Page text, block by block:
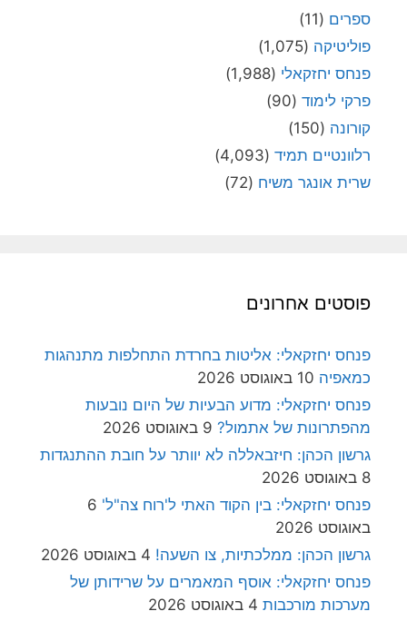
ספרים (11)
פוליטיקה (1,075)
פנחס יחזקאלי (1,988)
פרקי לימוד (90)
קורונה (150)
רלוונטיים תמיד (4,093)
שרית אונגר משיח (72)
פוסטים אחרונים
פנחס יחזקאלי: אליטות בחרדת התחלפות מתנהגות
כמאפיה 10 באוגוסט 2026
פנחס יחזקאלי: מדוע הבעיות של היום נובעות
מהפתרונות של אתמול? 9 באוגוסט 2026
גרשון הכהן: חיזבאללה לא יוותר על חובת ההתנגדות
8 באוגוסט 2026
פנחס יחזקאלי: בין הקוד האתי ל'רוח צה"ל' 6
באוגוסט 2026
גרשון הכהן: ממלכתיות, צו השעה! 4 באוגוסט 2026
פנחס יחזקאלי: אוסף המאמרים על שרידותן של
מערכות מורכבות 4 באוגוסט 2026